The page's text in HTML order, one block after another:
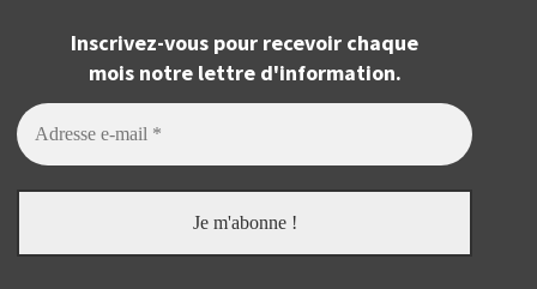
Inscrivez-vous pour recevoir chaque
mois notre lettre d'information.